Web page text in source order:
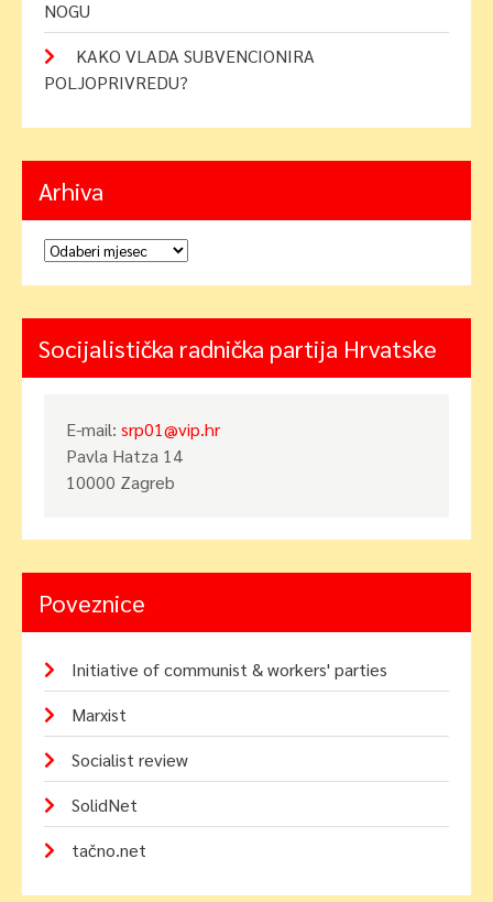
NOGU
KAKO VLADA SUBVENCIONIRA
POLJOPRIVREDU?
Arhiva
Arhiva
Socijalistička radnička partija Hrvatske
E-mail: srp01@vip.hr
Pavla Hatza 14
10000 Zagreb
Poveznice
Initiative of communist & workers' parties
Marxist
Socialist review
SolidNet
tačno.net